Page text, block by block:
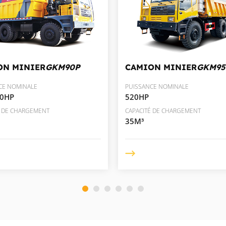
MINIERGKM90P
NOMINALE
DE CHARGEMENT
CAMION MINIER
PUISSANCE NOMINALE
520HP
CAPACITÉ DE CHARGEMENT
35M³